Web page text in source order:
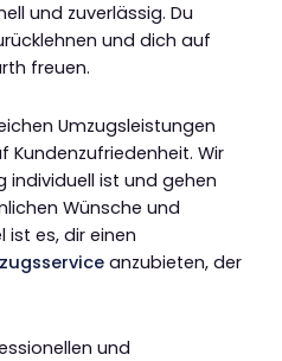
und zuverlässig. Du
und dich auf
freuen.
Umzugsleistungen
Kundenzufriedenheit. Wir
individuell ist und gehen
Wünsche und
ist es, dir einen
anzubieten, der
und